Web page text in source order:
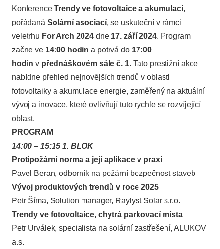
Konference Trendy ve fotovoltaice a akumulaci,
pořádaná Solární asociací, se uskuteční v rámci
veletrhu For Arch 2024 dne 17. září 2024. Program
začne ve 14:00 hodin a potrvá do 17:00
hodin v přednáškovém sále č. 1. Tato prestižní akce
nabídne přehled nejnovějších trendů v oblasti
fotovoltaiky a akumulace energie, zaměřený na aktuální
vývoj a inovace, které ovlivňují tuto rychle se rozvíjející
oblast.
PROGRAM
14:00 – 15:15 1. BLOK
Protipožární norma a její aplikace v praxi
Pavel Beran, odborník na požární bezpečnost staveb
Vývoj produktových trendů v roce 2025
Petr Šíma, Solution manager, Raylyst Solar s.r.o.
Trendy ve fotovoltaice, chytrá parkovací místa
Petr Urválek, specialista na solární zastřešení, ALUKOV
a.s.